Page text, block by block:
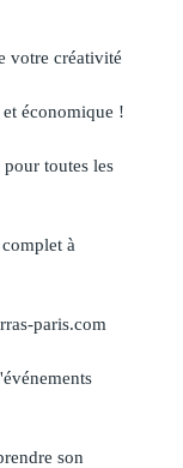
votre créativité
économique !
toutes les
à
paris.com
son